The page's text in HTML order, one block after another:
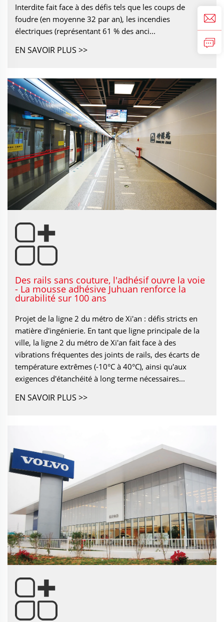
Interdite fait face à des défis tels que les coups de
foudre (en moyenne 32 par an), les incendies
électriques (représentant 61 % des anci...
EN SAVOIR PLUS >>
Des rails sans couture, l'adhésif ouvre la voie
- La mousse adhésive Juhuan renforce la
durabilité sur 100 ans
Projet de la ligne 2 du métro de Xi'an : défis stricts en
matière d'ingénierie. En tant que ligne principale de la
ville, la ligne 2 du métro de Xi'an fait face à des
vibrations fréquentes des joints de rails, des écarts de
température extrêmes (-10°C à 40°C), ainsi qu'aux
exigences d'étanchéité à long terme nécessaires...
EN SAVOIR PLUS >>